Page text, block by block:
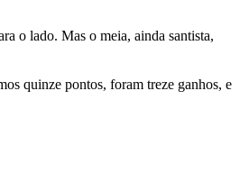
o lado. Mas o meia, ainda santista,
quinze pontos, foram treze ganhos, e